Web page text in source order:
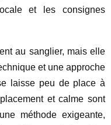
et les consignes
au sanglier, mais elle
et une approche
laisse peu de place à
et calme sont
méthode exigeante,